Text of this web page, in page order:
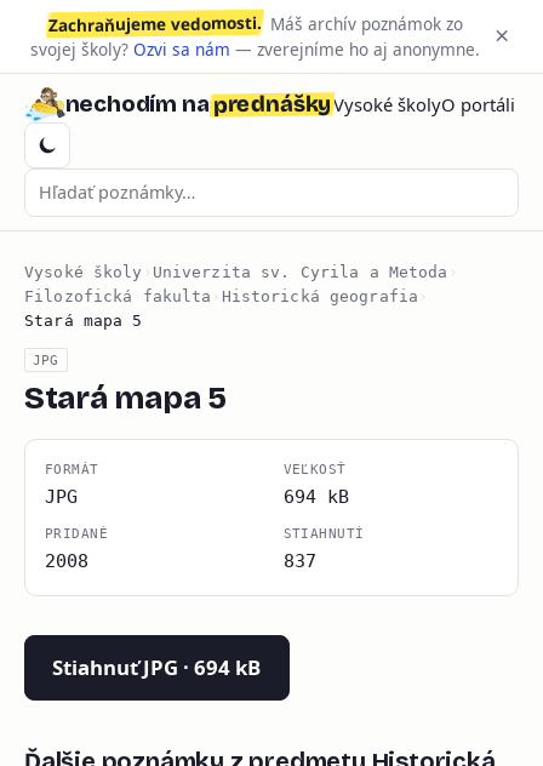
Zachraňujeme vedomosti. Máš archív poznámok zo
svojej školy? Ozvi sa nám — zverejníme ho aj anonymne. ×
nechodím naprednáškyVysoké školyO portáli
Vysoké školy › Univerzita sv. Cyrila a Metoda ›
Filozofická fakulta › Historická geografia ›
Stará mapa 5
JPG
Stará mapa 5
FORMÁT
JPG
VEĽKOSŤ
694 kB
PRIDANÉ
2008
STIAHNUTÍ
837
Stiahnuť JPG · 694 kB